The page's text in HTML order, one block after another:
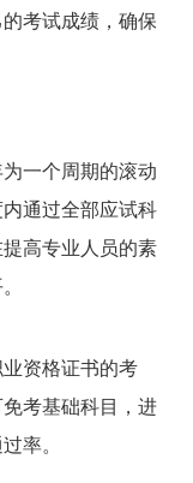
考试成绩，确保
一个周期的滚动
通过全部应试科
高专业人员的素
资格证书的考
考基础科目，进
率。